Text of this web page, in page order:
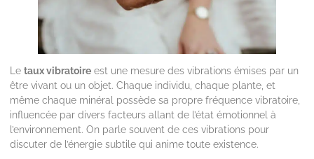
Le taux vibratoire est une mesure des vibrations émises par un
être vivant ou un objet. Chaque individu, chaque plante, et
même chaque minéral possède sa propre fréquence vibratoire,
influencée par divers facteurs allant de l’état émotionnel à
l’environnement. On parle souvent de ces vibrations pour
discuter de l’énergie subtile qui anime toute existence.